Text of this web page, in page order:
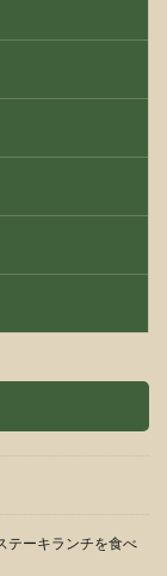
テーキランチを食べ